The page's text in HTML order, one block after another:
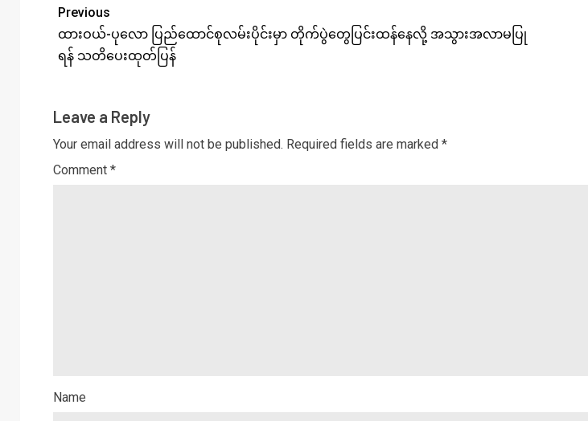
Previous
ထားဝယ်-ပုလော ပြည်ထောင်စုလမ်းပိုင်းမှာ တိုက်ပွဲတွေပြင်းထန်နေလို့ အသွားအလာမပြု
ရန် သတိပေးထုတ်ပြန်
Leave a Reply
Your email address will not be published. Required fields are marked *
Comment *
Name